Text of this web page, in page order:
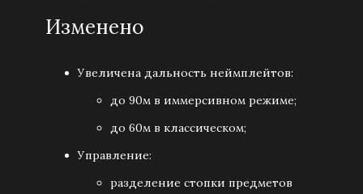
Изменено
Увеличена дальность неймплейтов:
до 90м в иммерсивном режиме;
до 60м в классическом;
Управление:
разделение стопки предметов